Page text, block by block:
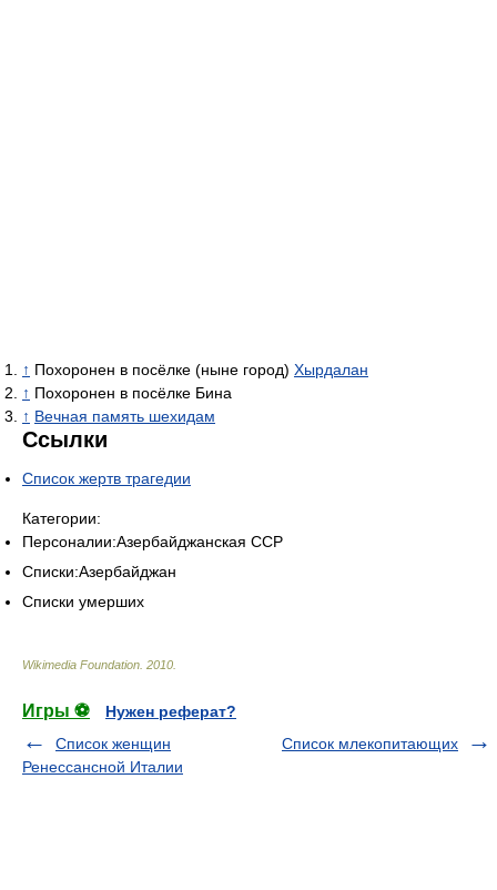
↑ Похоронен в посёлке (ныне город) Хырдалан
↑ Похоронен в посёлке Бина
↑ Вечная память шехидам
Ссылки
Список жертв трагедии
Категории:
Персоналии:Азербайджанская ССР
Списки:Азербайджан
Списки умерших
Wikimedia Foundation 2010
Игры ⚽
Нужен реферат?
Список женщин
Ренессансной Италии
Список млекопитающих